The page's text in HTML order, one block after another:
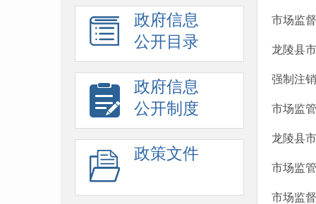
政府信息
公开目录
政府信息
公开制度
政策文件
市场监
龙陵县
强制注
市场监
龙陵县
市场监
市场监